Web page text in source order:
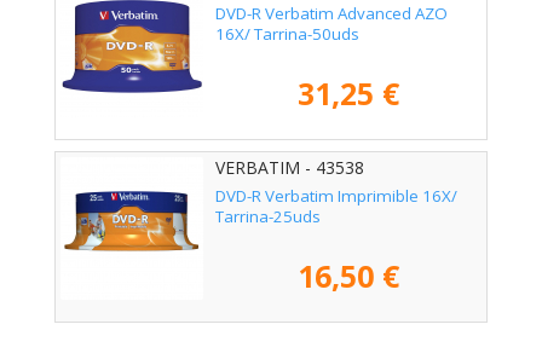
DVD-R Verbatim Advanced AZO
16X/ Tarrina-50uds
31,25 €
VERBATIM - 43538
DVD-R Verbatim Imprimible 16X/
Tarrina-25uds
16,50 €